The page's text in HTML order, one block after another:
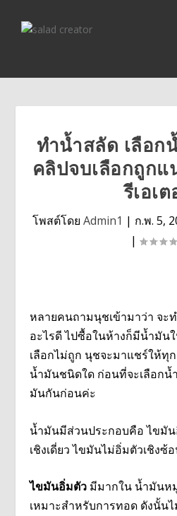
ทำน้ำสลัด เลือก
คลิปจบเลือกถูก
รีเอเต
โพสต์โดย Admin1 | ก.พ. 5,
|
หลายคนถามนุชเข้ามาว่า จะ
อะไรดี ไปซื้อในห้างก็มีน้ำมัน
เลือกไม่ถูก นุชจะมาแชร์ให้ทุ
น้ำมันชนิดใด ก่อนที่จะเลือกน้
มันกันก่อนค่ะ
น้ำมันมีส่วนประกอบคือ ไขมั
เชิงเดี่ยว ไขมันไม่อิ่มตัวเชิงซ้
ไขมันอิ่มตัว มีมากใน น้ำมันห
เหมาะสำหรับการทอด ดังนั้น